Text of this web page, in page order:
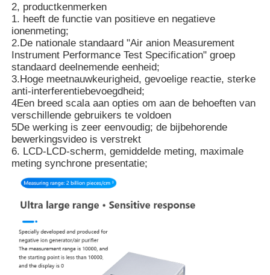
Thuis
Producten
Videos
Over ons
Kwaliteitscontrole
Contacteer ons
2, productkenmerken
1. heeft de functie van positieve en negatieve
ionenmeting;
2.De nationale standaard "Air anion Measurement
Instrument Performance Test Specification" groep
standaard deelnemende eenheid;
3.Hoge meetnauwkeurigheid, gevoelige reactie, sterke
anti-interferentiebevoegdheid;
4Een breed scala aan opties om aan de behoeften van
verschillende gebruikers te voldoen
5De werking is zeer eenvoudig; de bijbehorende
bewerkingsvideo is verstrekt
6. LCD-LCD-scherm, gemiddelde meting, maximale
meting synchrone presentatie;